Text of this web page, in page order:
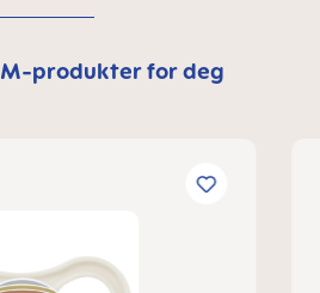
produkter for deg